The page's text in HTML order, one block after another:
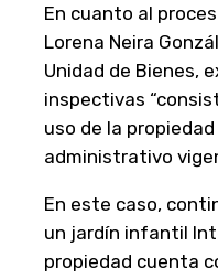
En cuanto al
Lorena Neira
Unidad de Bienes,
inspectivas
uso de la
administrativo
En este caso,
un jardín infantil
propiedad cuenta